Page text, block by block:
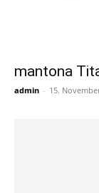
mantona
admin - 15.